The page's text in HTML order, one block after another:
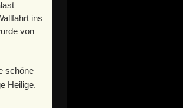
ins
von
schöne
Heilige.